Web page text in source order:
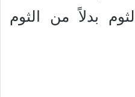
بدلاً من الثوم